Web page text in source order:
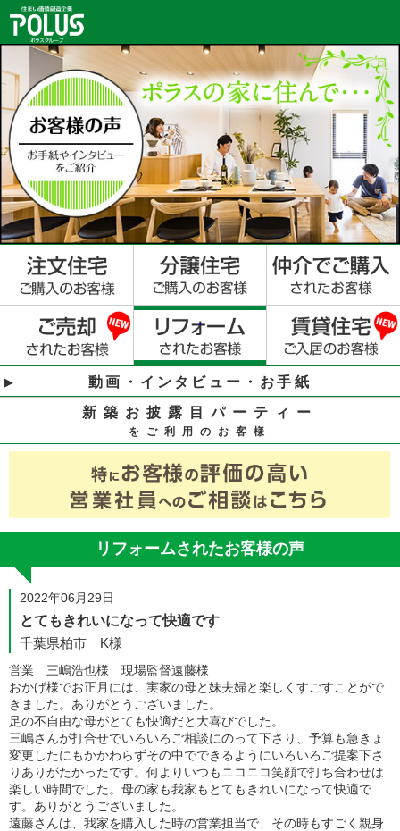
動画・インタビュー・お手紙
新築お披露目パーティー
をご利用のお客様
リフォームされたお客様の声
2022年06月29日
とてもきれいになって快適です
千葉県柏市 K様
営業 三嶋浩也様 現場監督遠藤様
おかげ様でお正月には、実家の母と妹夫婦と楽しくすごすことがで
きました。ありがとうございました。
足の不自由な母がとても快適だと大喜びでした。
三嶋さんが打合せでいろいろご相談にのって下さり、予算も急きょ
変更したにもかかわらずその中でできるようにいろいろご提案下さ
りありがたかったです。何よりいつもニコニコ笑顔で打ち合わせは
楽しい時間でした。母の家も我家もとてもきれいになって快適で
す。ありがとうございました。
遠藤さんは、我家を購入した時の営業担当で、その時もすごく親身